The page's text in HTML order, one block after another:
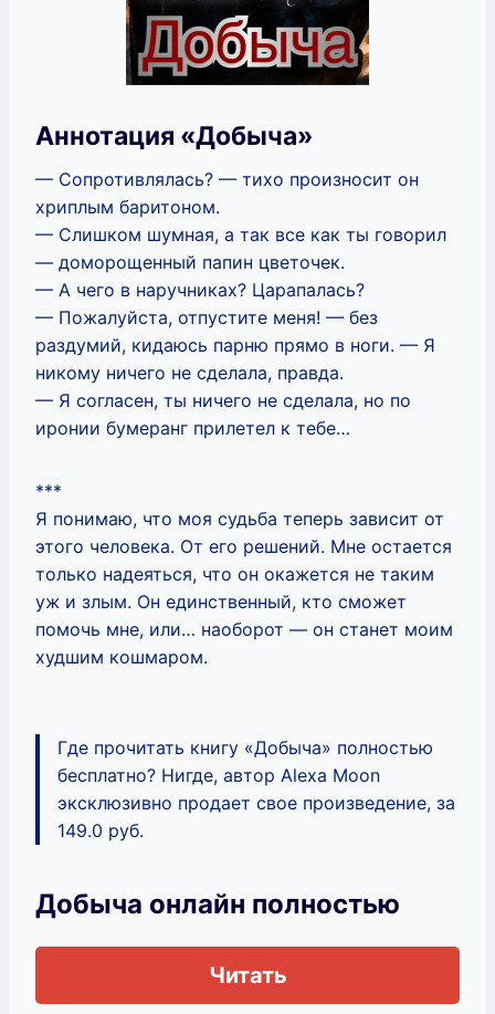
Аннотация «Добыча»
— Сопротивлялась? — тихо произносит он
хриплым баритоном.
— Слишком шумная, а так все как ты говорил
— доморощенный папин цветочек.
— А чего в наручниках? Царапалась?
— Пожалуйста, отпустите меня! — без
раздумий, кидаюсь парню прямо в ноги. — Я
никому ничего не сделала, правда.
— Я согласен, ты ничего не сделала, но по
иронии бумеранг прилетел к тебе…
***
Я понимаю, что моя судьба теперь зависит от
этого человека. От его решений. Мне остается
только надеяться, что он окажется не таким
уж и злым. Он единственный, кто сможет
помочь мне, или… наоборот — он станет моим
худшим кошмаром.
Где прочитать книгу «Добыча» полностью
бесплатно? Нигде, автор Alexa Moon
эксклюзивно продает свое произведение, за
149.0 руб.
Добыча онлайн полностью
Читать